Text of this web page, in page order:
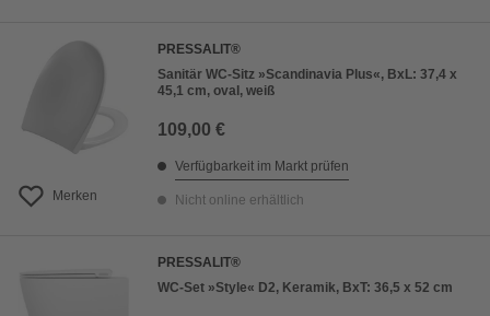
Merken
PRESSALIT®
Sanitär WC-Sitz »Scandinavia Plus«, BxL: 37,4 x
45,1 cm, oval, weiß
109,00 €
Verfügbarkeit im Markt prüfen
Nicht online erhältlich
PRESSALIT®
WC-Set »Style« D2, Keramik, BxT: 36,5 x 52 cm